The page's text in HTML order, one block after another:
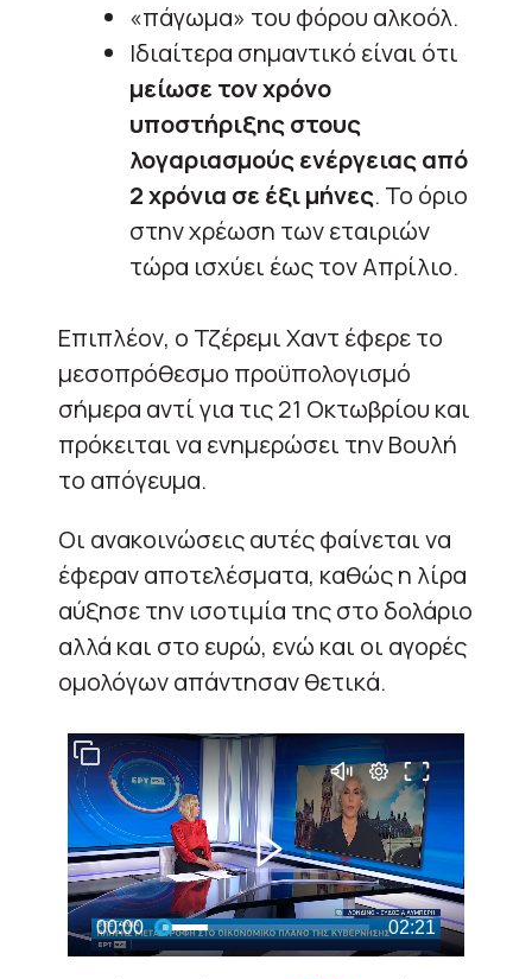
«πάγωμα» του φόρου αλκοόλ.
Ιδιαίτερα σημαντικό είναι ότι
μείωσε τον χρόνο
υποστήριξης στους
λογαριασμούς ενέργειας από
2 χρόνια σε έξι μήνες. Το όριο
στην χρέωση των εταιριών
τώρα ισχύει έως τον Απρίλιο.
Επιπλέον, ο Τζέρεμι Χαντ έφερε το
μεσοπρόθεσμο προϋπολογισμό
σήμερα αντί για τις 21 Οκτωβρίου και
πρόκειται να ενημερώσει την Βουλή
το απόγευμα.
Οι ανακοινώσεις αυτές φαίνεται να
έφεραν αποτελέσματα, καθώς η λίρα
αύξησε την ισοτιμία της στο δολάριο
αλλά και στο ευρώ, ενώ και οι αγορές
ομολόγων απάντησαν θετικά.